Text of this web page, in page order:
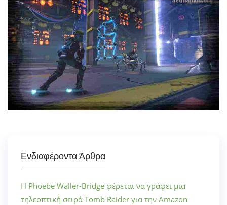
Ενδιαφέροντα Άρθρα
Η Phoebe Waller-Bridge φέρεται να γράφει μια
τηλεοπτική σειρά Tomb Raider για την Amazon